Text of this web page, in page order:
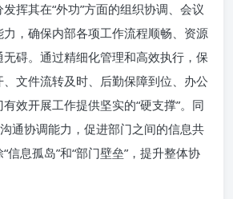
挥其在“外功”方面的组织协调、会议
，确保内部各项工作流程顺畅、资源
碍。通过精细化管理和高效执行，保
文件流转及时、后勤保障到位、办公
效开展工作提供坚实的“硬支撑”。同
通协调能力，促进部门之间的信息共
信息孤岛”和“部门壁垒”，提升整体协